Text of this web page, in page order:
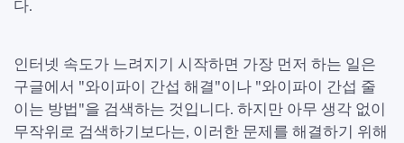
다.
인터넷 속도가 느려지기 시작하면 가장 먼저 하는 일은
구글에서 "와이파이 간섭 해결"이나 "와이파이 간섭 줄
이는 방법"을 검색하는 것입니다. 하지만 아무 생각 없이
무작위로 검색하기보다는, 이러한 문제를 해결하기 위해